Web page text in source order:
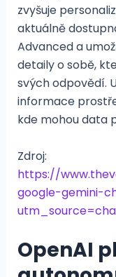
zvyšuje
aktuálně
Advanced a
detaily o sobě,
svých odpovědí.
informace
kde mohou data
Zdroj:
https://
google-gemini-
OpenAI